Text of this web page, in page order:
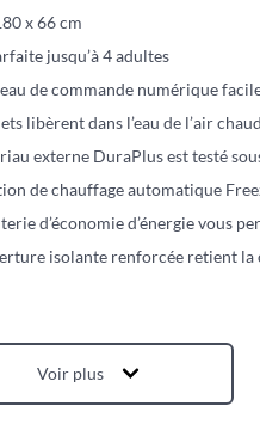
x 66 cm
jusqu’à 4 adultes
de commande numérique facile
libèrent dans l’eau de l’air
externe DuraPlus est testé
de chauffage automatique
d’économie d’énergie vous
isolante renforcée retient la
Voir plus